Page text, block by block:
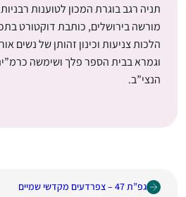
תניה רגב בוגרת המכון לטוענות
מורשה בירושלים, כותבת דוקטורט
הלכות צניעות וכינון זהותן של נשים
וגמרא בבית הספר פלך ושימשה
הנצי”ב.
גפ”ת 47 – צפרדעים מקדשי שמיים